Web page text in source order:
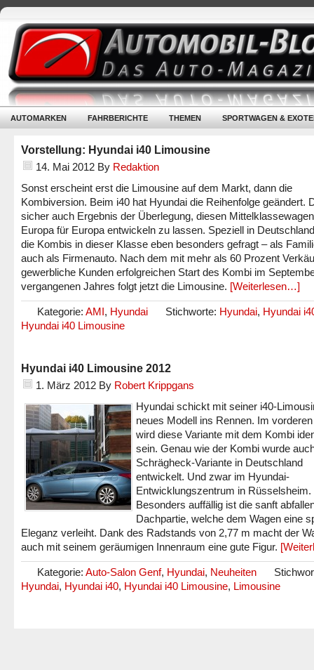
AUTOMARKEN FAHRBERICHTE THEMEN SPORTWAGEN &
Vorstellung: Hyundai i40 Limousine
14. Mai 2012 By Redaktion
Sonst erscheint erst die Limousine auf dem Markt, dann die
Kombiversion. Beim i40 hat Hyundai die Reihenfolge geändert.
sicher auch Ergebnis der Überlegung, diesen
Europa für Europa entwickeln zu lassen. Speziell in
die Kombis in dieser Klasse eben besonders gefragt – als
auch als Firmenauto. Nach dem mit mehr als 60 Prozent
gewerbliche Kunden erfolgreichen Start des Kombi im
vergangenen Jahres folgt jetzt die Limousine. [Weiterlesen…]
Kategorie: AMI, Hyundai Stichworte: Hyundai, Hyundai
Hyundai i40 Limousine
Hyundai i40 Limousine 2012
1. März 2012 By Robert Krippgans
Hyundai schickt mit seiner i40-
neues Modell ins Rennen. Im vorderen
wird diese Variante mit dem Kombi
sein. Genau wie der Kombi wurde
Schrägheck-Variante in Deutschland
entwickelt. Und zwar im Hyundai-
Entwicklungszentrum in Rüsselsheim.
Besonders auffällig ist die sanft
Dachpartie, welche dem Wagen eine
Eleganz verleiht. Dank des Radstands von 2,77 m macht der
auch mit seinem geräumigen Innenraum eine gute Figur.
Kategorie: Auto-Salon Genf, Hyundai, Neuheiten
Hyundai, Hyundai i40, Hyundai i40 Limousine, Limousine